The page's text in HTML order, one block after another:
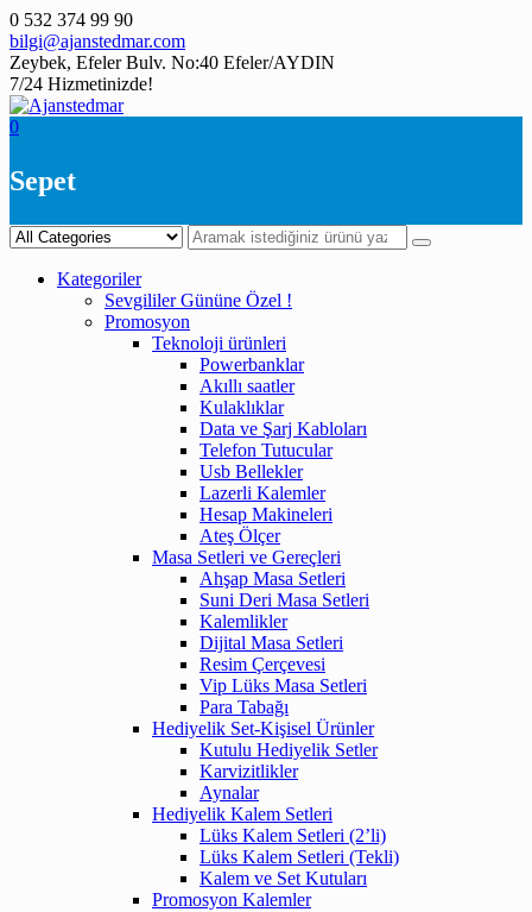
Skip
to
content
0 532 374 99 90
bilgi@ajanstedmar.com
Zeybek, Efeler Bulv. No:40 Efeler/AYDIN
7/24 Hizmetinizde!
0
Sepet
Kategoriler
Sevgililer Gününe Özel !
Promosyon
Teknoloji ürünleri
Powerbanklar
Akıllı saatler
Kulaklıklar
Data ve Şarj Kabloları
Telefon Tutucular
Usb Bellekler
Lazerli Kalemler
Hesap Makineleri
Ateş Ölçer
Masa Setleri ve Gereçleri
Ahşap Masa Setleri
Suni Deri Masa Setleri
Kalemlikler
Dijital Masa Setleri
Resim Çerçevesi
Vip Lüks Masa Setleri
Para Tabağı
Hediyelik Set-Kişisel Ürünler
Kutulu Hediyelik Setler
Karvizitlikler
Aynalar
Hediyelik Kalem Setleri
Lüks Kalem Setleri (2’li)
Lüks Kalem Setleri (Tekli)
Kalem ve Set Kutuları
Promosyon Kalemler